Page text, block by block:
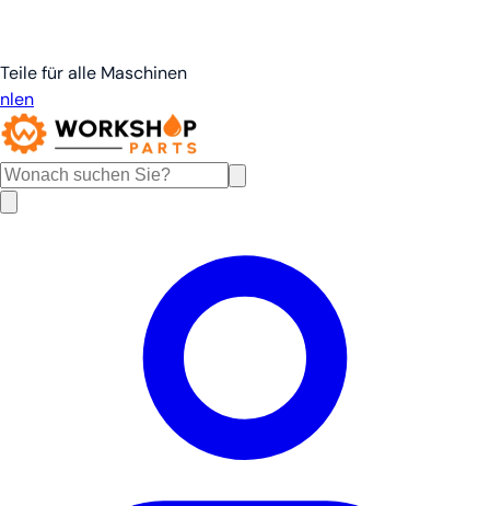
Teile für alle Maschinen
nlen